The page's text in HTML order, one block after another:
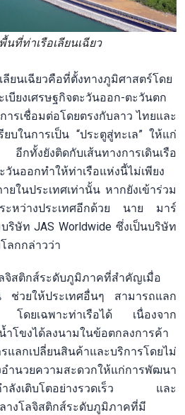
นที่ท่าเรือเลียนเฉียว
ยนเฉียวคือที่ตั้งทางภูมิศาสตร์โดย
บียงเศรษฐกิจตะวันออก-ตะวันตก
รเชื่อมต่อโดยตรงกับลาว ไทยและ
ยบในการเป็น “ประตูสู่ทะเล” ให้แก่
กทั้งยังติดกับเส้นทางการเดินเรือ
วันออกทำให้ท่าเรือแห่งนี้ไม่เพียง
ในประเทศเท่านั้น หากยังเข้าร่วม
ระหว่างประเทศอีกด้วย นาย มาร์
ริษัท JAS Worldwide ซึ่งเป็นบริษัท
ลกกล่าวว่า
ลจิสติกส์ระดับภูมิภาคที่สำคัญเมื่อ
ช่วยให้ประเทศอื่นๆ สามารถแลก
โดยเฉพาะท่าเรือได้ เนื่องจาก
ำโขงได้ลงนามในข้อตกลงการค้า
แลกเปลี่ยนสินค้าและบริการโดยไม่
ำนวยความสะดวกให้แก่การพัฒนา
กำลังเติบโตอย่างรวดเร็ว และ
างโลจิสติกส์ระดับภูมิภาคที่มี